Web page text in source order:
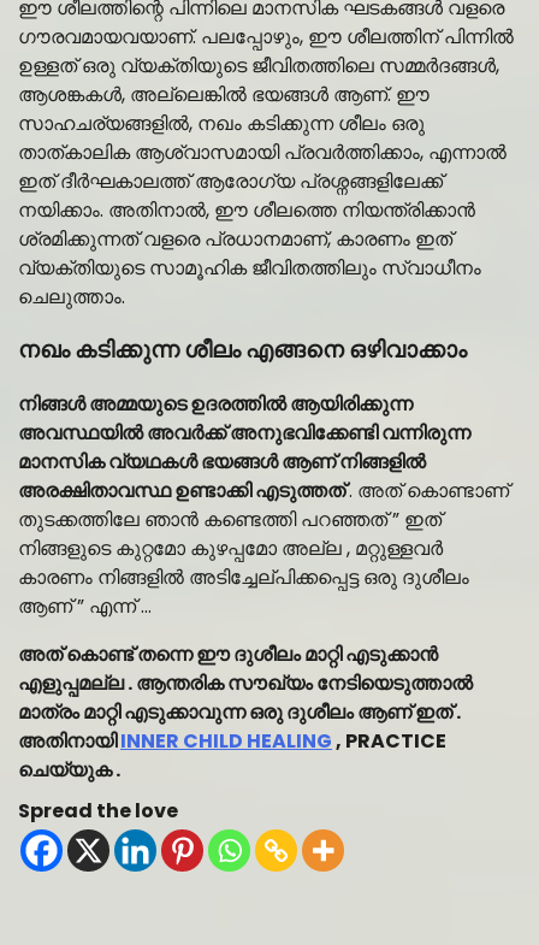
ഈ ശീലത്തിന്റെ പിന്നിലെ മാനസിക ഘടകങ്ങൾ വളരെ
ഗൗരവമായവയാണ്. പലപ്പോഴും, ഈ ശീലത്തിന് പിന്നിൽ
ഉള്ളത് ഒരു വ്യക്തിയുടെ ജീവിതത്തിലെ സമ്മർദങ്ങൾ,
ആശങ്കകൾ, അല്ലെങ്കിൽ ഭയങ്ങൾ ആണ്. ഈ
സാഹചര്യങ്ങളിൽ, നഖം കടിക്കുന്ന ശീലം ഒരു
താത്കാലിക ആശ്വാസമായി പ്രവർത്തിക്കാം, എന്നാൽ
ഇത് ദീർഘകാലത്ത് ആരോഗ്യ പ്രശ്നങ്ങളിലേക്ക്
നയിക്കാം. അതിനാൽ, ഈ ശീലത്തെ നിയന്ത്രിക്കാൻ
ശ്രമിക്കുന്നത് വളരെ പ്രധാനമാണ്, കാരണം ഇത്
വ്യക്തിയുടെ സാമൂഹിക ജീവിതത്തിലും സ്വാധീനം
ചെലുത്താം.
നഖം കടിക്കുന്ന ശീലം എങ്ങനെ ഒഴിവാക്കാം
നിങ്ങൾ അമ്മയുടെ ഉദരത്തിൽ ആയിരിക്കുന്ന
അവസ്ഥയിൽ അവർക്ക് അനുഭവിക്കേണ്ടി വന്നിരുന്ന
മാനസിക വ്യഥകൾ ഭയങ്ങൾ ആണ് നിങ്ങളിൽ
അരക്ഷിതാവസ്ഥ ഉണ്ടാക്കി എടുത്തത്. അത് കൊണ്ടാണ്
തുടക്കത്തിലേ ഞാൻ കണ്ടെത്തി പറഞ്ഞത് ” ഇത്
നിങ്ങളുടെ കുറ്റമോ കുഴപ്പമോ അല്ല , മറ്റുള്ളവർ
കാരണം നിങ്ങളിൽ അടിച്ചേല്പിക്കപ്പെട്ട ഒരു ദുശീലം
ആണ് ” എന്ന് …
അത് കൊണ്ട് തന്നെ ഈ ദുശീലം മാറ്റി എടുക്കാൻ
എളുപ്പമല്ല . ആന്തരിക സൗഖ്യം നേടിയെടുത്താൽ
മാത്രം മാറ്റി എടുക്കാവുന്ന ഒരു ദുശീലം ആണ് ഇത് .
അതിനായിINNER CHILD HEALING, PRACTICE
ചെയ്യുക .
Spread the love